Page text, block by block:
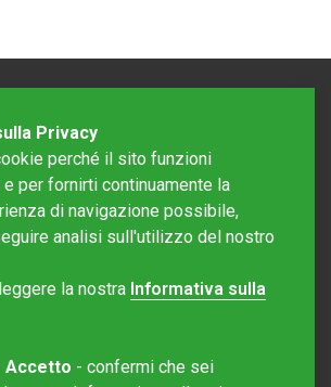
Editore Rotostampa SA
Privacy
perché il sito funzioni
per fornirti continuamente la
di navigazione possibile,
analisi sull'utilizzo del nostro
la nostra Informativa sulla
Accetto - confermi che sei